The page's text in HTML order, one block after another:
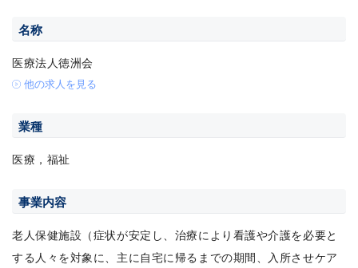
名称
医療法人徳洲会
他の求人を見る
業種
医療，福祉
事業内容
老人保健施設（症状が安定し、治療により看護や介護を必要と
する人々を対象に、主に自宅に帰るまでの期間、入所させケア